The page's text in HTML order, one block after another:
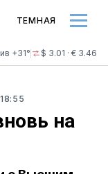
+31° $ 3.01 · € 3.46
ТЕМНАЯ
на